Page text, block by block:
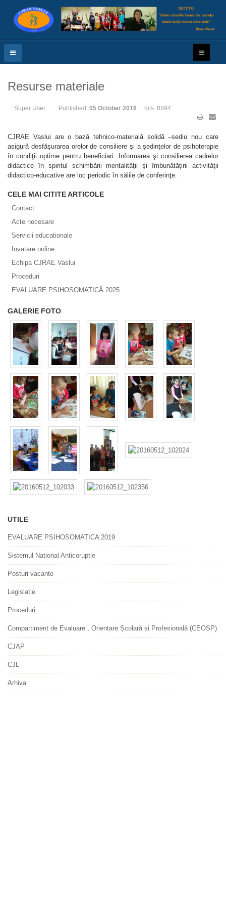
Resurse materiale
Super User Published: 05 October 2016 Hits: 8894
CJRAE Vaslui are o bazǎ tehnico-materialǎ solidǎ –sediu nou care
asigurǎ desfǎşurarea orelor de consiliere şi a şedinţelor de psihoterapie
în condiţii optime pentru beneficiari. Informarea şi consilierea cadrelor
didactice în spiritul schimbǎrii mentalitǎţii şi îmbunǎtǎţirii activitǎţii
didactico-educative are loc periodic în sălile de conferinţe.
CELE MAI CITITE ARTICOLE
Contact
Acte necesare
Servicii educationale
Invatare online
Echipa CJRAE Vaslui
Proceduri
EVALUARE PSIHOSOMATICĂ 2025
GALERIE FOTO
UTILE
EVALUARE PSIHOSOMATICA 2019
Sistemul National Anticoruptie
Posturi vacante
Legislatie
Proceduri
Compartiment de Evaluare , Orientare Școlară și Profesională (CEOSP)
CJAP
CJL
Arhiva